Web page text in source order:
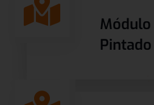
Módulo
Pintado